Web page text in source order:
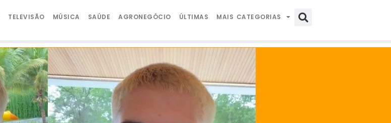
TELEVISÃO MÚSICA SAÚDE AGRONEGÓCIO ÚLTIMAS MAIS CATEGORIAS